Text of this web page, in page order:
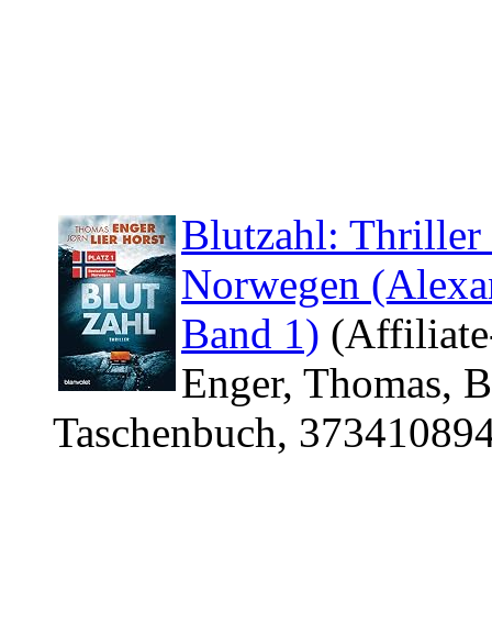
Blutzahl: Thriller
Norwegen
Band 1)
Enger, Thomas,
Taschenbuch,